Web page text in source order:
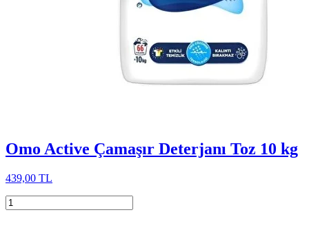
Omo Active Çamaşır Deterjanı Toz 10 kg
439,00 TL